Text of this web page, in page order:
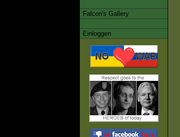
Falcon's Gallery
Einloggen